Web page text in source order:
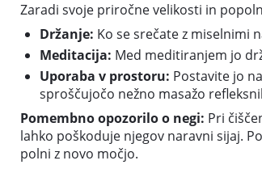
Zaradi svoje priročne velikosti in
Držanje: Ko se srečate z miselnimi
Meditacija: Med meditiranjem jo
Uporaba v prostoru: Postavite jo
sproščujočo nežno masažo
Pomembno opozorilo o negi: Pri
lahko poškoduje njegov naravni sijaj.
polni z novo močjo.